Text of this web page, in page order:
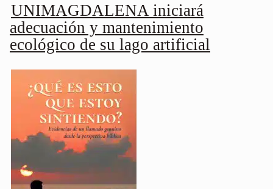
UNIMAGDALENA iniciará
adecuación y mantenimiento
ecológico de su lago artificial